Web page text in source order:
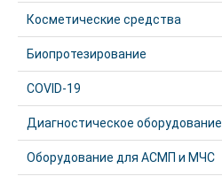
Косметические средства
Биопротезирование
COVID-19
Диагностическое оборудование
Оборудование для АСМП и МЧС